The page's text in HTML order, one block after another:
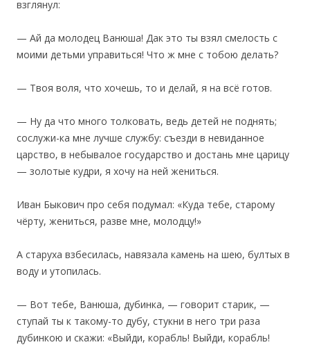
взглянул:
— Ай да молодец Ванюша! Дак это ты взял смелость с
моими детьми управиться! Что ж мне с тобою делать?
— Твоя воля, что хочешь, то и делай, я на всё готов.
— Ну да что много толковать, ведь детей не поднять;
сослужи-ка мне лучше службу: съезди в невиданное
царство, в небывалое государство и достань мне царицу
— золотые кудри, я хочу на ней жениться.
Иван Быкович про себя подумал: «Куда тебе, старому
чёрту, жениться, разве мне, молодцу!»
А старуха взбесилась, навязала камень на шею, бултых в
воду и утопилась.
— Вот тебе, Ванюша, дубинка, — говорит старик, —
ступай ты к такому-то дубу, стукни в него три раза
дубинкою и скажи: «Выйди, корабль! Выйди, корабль!